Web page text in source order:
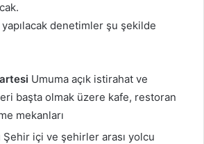
denetimler şu şekilde
Umuma açık istirahat ve
başta olmak üzere kafe, restoran
mekanları
Şehir içi ve şehirler arası yolcu